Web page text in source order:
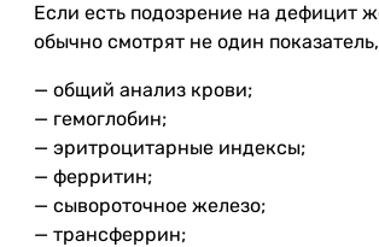
Если есть подозрение на дефицит
обычно смотрят не один
— общий анализ крови;
— гемоглобин;
— эритроцитарные индексы;
— ферритин;
— сывороточное железо;
— трансферрин;